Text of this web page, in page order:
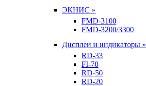
ЭКНИС »
FMD-3100
FMD-3200/3300
Дисплеи и индикаторы »
RD-33
FI-70
RD-50
RD-20